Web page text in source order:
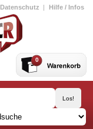
Datenschutz | Hilfe / Infos
0